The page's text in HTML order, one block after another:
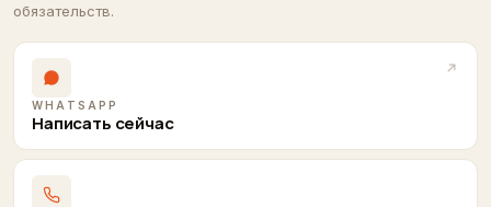
обязательств.
WHATSAPP
Написать сейчас